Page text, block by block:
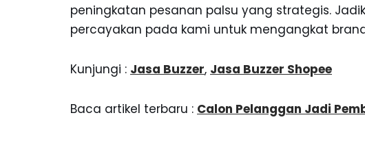
peningkatan pesanan palsu yang strategis.
percayakan pada kami untuk mengangkat
Kunjungi : Jasa Buzzer, Jasa Buzzer Shopee
Baca artikel terbaru : Calon Pelanggan Jadi